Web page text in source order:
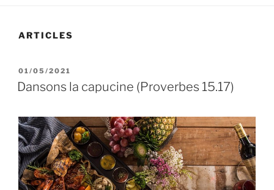
ARTICLES
PUBLIÉ
LE
01/05/2021
Dansons la capucine (Proverbes 15.17)